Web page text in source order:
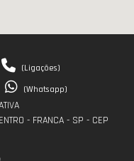
(Ligações)
(Whatsapp)
- FRANCA - SP - CEP